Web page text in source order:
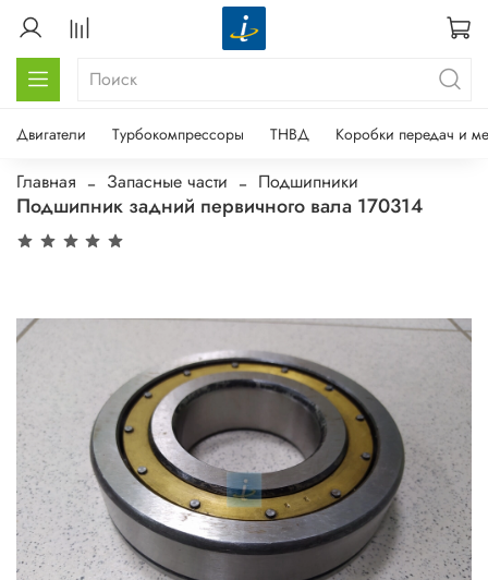
Двигатели Турбокомпрессоры ТНВД Коробки передач и
Главная Запасные части Подшипники
Подшипник задний первичного вала 170314